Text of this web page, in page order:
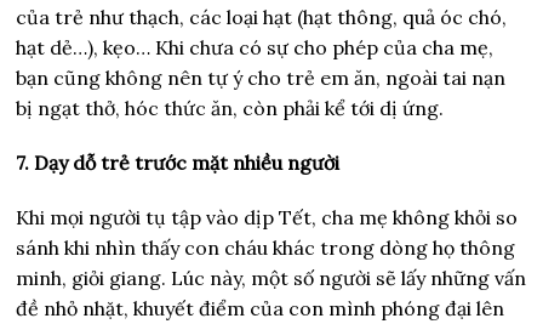
của trẻ như thạch, các loại hạt (hạt thông, quả óc chó,
hạt dẻ…), kẹo… Khi chưa có sự cho phép của cha mẹ,
bạn cũng không nên tự ý cho trẻ em ăn, ngoài tai nạn
bị ngạt thở, hóc thức ăn, còn phải kể tới dị ứng.
7. Dạy dỗ trẻ trước mặt nhiều người
Khi mọi người tụ tập vào dịp Tết, cha mẹ không khỏi so
sánh khi nhìn thấy con cháu khác trong dòng họ thông
minh, giỏi giang. Lúc này, một số người sẽ lấy những vấn
đề nhỏ nhặt, khuyết điểm của con mình phóng đại lên